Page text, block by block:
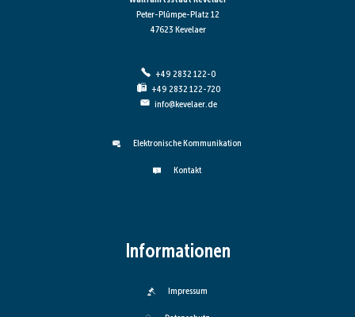
Peter-Plümpe-Platz 12
47623 Kevelaer
+49 2832 122-0
+49 2832 122-720
info@kevelaer.de
Elektronische Kommunikation
Kontakt
Informationen
Impressum